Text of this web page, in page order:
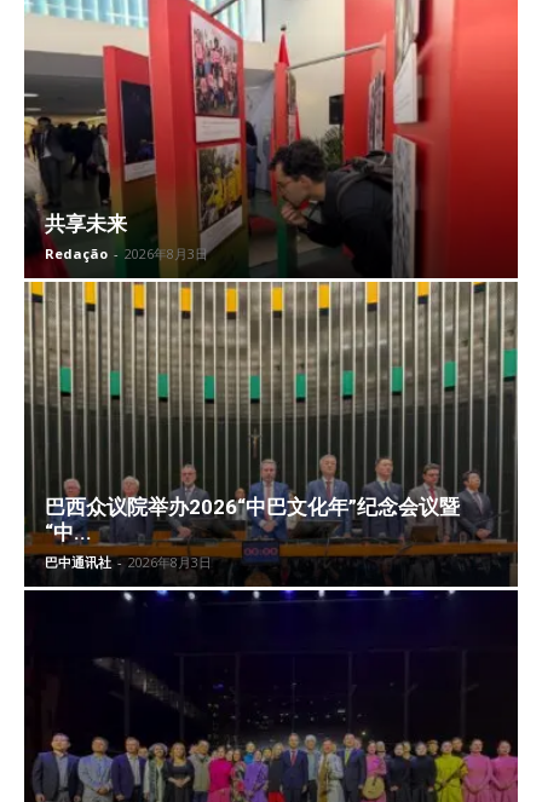
共享未来
Redação - 2026年8月3日
巴西众议院举办2026“中巴文化年”纪念会议暨
“中...
巴中通讯社 - 2026年8月3日